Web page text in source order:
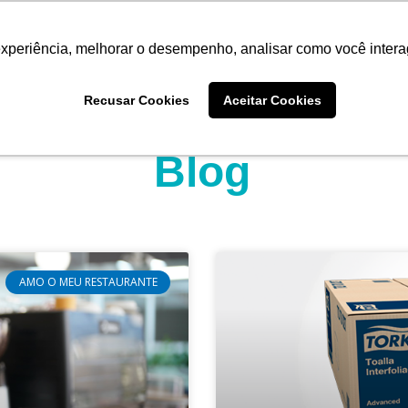
melhorar o desempenho, analisar como você
Recusar Cookies Aceitar Cookies
Blog
AMO O MEU RESTAURANTE